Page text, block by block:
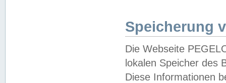
Speicherung
Die Webseite
lokalen Speicher des
Diese Informationen